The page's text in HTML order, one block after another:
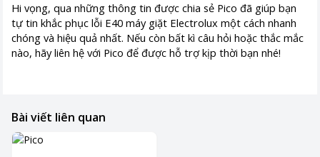
Hi vọng, qua những thông tin được chia sẻ Pico đã giúp bạn
tự tin khắc phục lỗi E40 máy giặt Electrolux một cách nhanh
chóng và hiệu quả nhất. Nếu còn bất kì câu hỏi hoặc thắc mắc
nào, hãy liên hệ với Pico để được hỗ trợ kịp thời bạn nhé!
Bài viết liên quan